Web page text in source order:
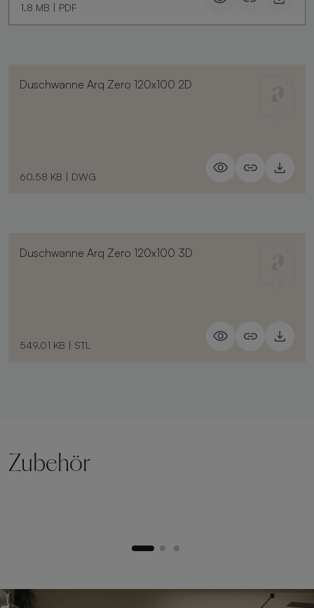
1.8 MB | PDF
Duschwanne Arq Zero 120x100 2D
60.58 KB | DWG
Duschwanne Arq Zero 120x100 3D
549.01 KB | STL
Zubehör